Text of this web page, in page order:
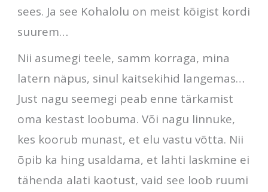
sees. Ja see Kohalolu on meist kõigist kordi
suurem…
Nii asumegi teele, samm korraga, mina
latern näpus, sinul kaitsekihid langemas…
Just nagu seemegi peab enne tärkamist
oma kestast loobuma. Või nagu linnuke,
kes koorub munast, et elu vastu võtta. Nii
õpib ka hing usaldama, et lahti laskmine ei
tähenda alati kaotust, vaid see loob ruumi